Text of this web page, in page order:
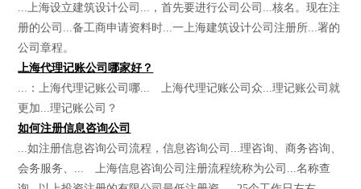
...上海设立建筑设计公司...，首先要进行公司公司...核名。现在注
册的公司...备工商申请资料时...一上海建筑设计公司注册所...署的
公司章程。
上海代理记账公司哪家好？
...：上海代理记账公司哪... 上海代理记账公司众...理记账公司就
更加...理记账公司？
如何注册信息咨询公司
...如注册信息咨询公司流程，信息咨询公司...理咨询、商务咨询、
会务服务、... 上海信息咨询公司注册流程统称为公司...名称查